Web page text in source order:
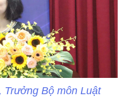
Trưởng Bộ môn Luật